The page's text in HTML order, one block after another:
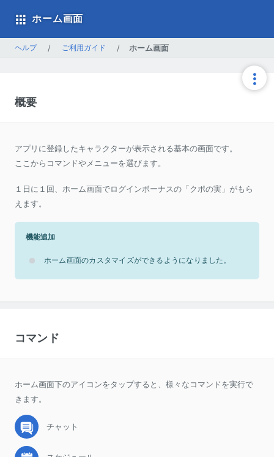
ホーム画面
ヘルプ / ご利用ガイド / ホーム画面
概要
アプリに登録したキャラクターが表示される基本の画面です。
ここからコマンドやメニューを選びます。
１日に１回、ホーム画面でログインボーナスの「クポの実」がもら
えます。
機能追加
ホーム画面のカスタマイズができるようになりました。
コマンド
ホーム画面下のアイコンをタップすると、様々なコマンドを実行で
きます。
チャット